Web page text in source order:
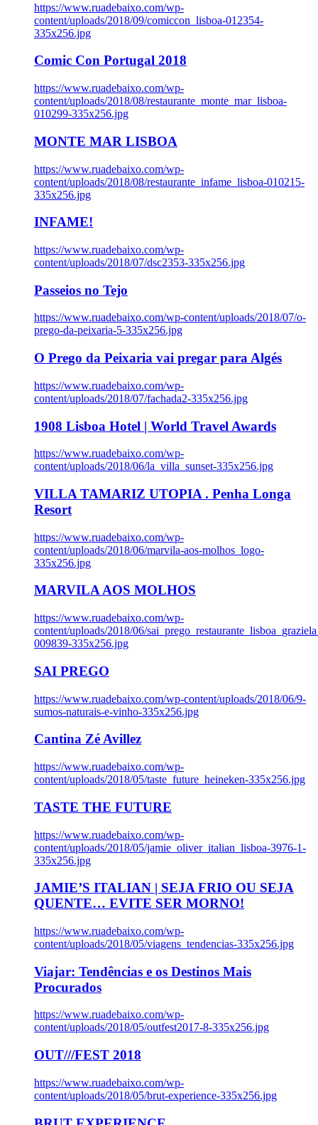
https://www.ruadebaixo.com/wp-
content/uploads/2018/09/comiccon_lisboa-012354-
335x256.jpg
Comic Con Portugal 2018
https://www.ruadebaixo.com/wp-
content/uploads/2018/08/restaurante_monte_mar_lisboa-
010299-335x256.jpg
MONTE MAR LISBOA
https://www.ruadebaixo.com/wp-
content/uploads/2018/08/restaurante_infame_lisboa-010215-
335x256.jpg
INFAME!
https://www.ruadebaixo.com/wp-
content/uploads/2018/07/dsc2353-335x256.jpg
Passeios no Tejo
https://www.ruadebaixo.com/wp-content/uploads/2018/07/o-
prego-da-peixaria-5-335x256.jpg
O Prego da Peixaria vai pregar para Algés
https://www.ruadebaixo.com/wp-
content/uploads/2018/07/fachada2-335x256.jpg
1908 Lisboa Hotel | World Travel Awards
https://www.ruadebaixo.com/wp-
content/uploads/2018/06/la_villa_sunset-335x256.jpg
VILLA TAMARIZ UTOPIA . Penha Longa
Resort
https://www.ruadebaixo.com/wp-
content/uploads/2018/06/marvila-aos-molhos_logo-
335x256.jpg
MARVILA AOS MOLHOS
https://www.ruadebaixo.com/wp-
content/uploads/2018/06/
009839-335x256.jpg
SAI PREGO
https://www.ruadebaixo.com/wp-content/uploads/2018/06/9-
sumos-naturais-e-vinho-335x256.jpg
Cantina Zé Avillez
https://www.ruadebaixo.com/wp-
content/uploads/2018/05/taste_future_heineken-335x256.jpg
TASTE THE FUTURE
https://www.ruadebaixo.com/wp-
content/uploads/2018/05/jamie_oliver_italian_lisboa-3976-1-
335x256.jpg
JAMIE’S ITALIAN | SEJA FRIO OU SEJA
QUENTE… EVITE SER MORNO!
https://www.ruadebaixo.com/wp-
content/uploads/2018/05/viagens_tendencias-335x256.jpg
Viajar: Tendências e os Destinos Mais
Procurados
https://www.ruadebaixo.com/wp-
content/uploads/2018/05/outfest2017-8-335x256.jpg
OUT///FEST 2018
https://www.ruadebaixo.com/wp-
content/uploads/2018/05/brut-experience-335x256.jpg